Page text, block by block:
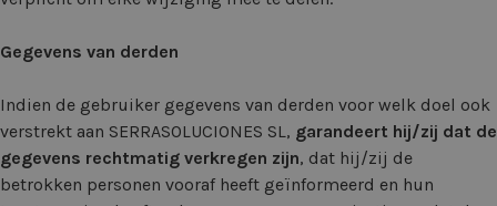
Gegevens van derden
Indien de gebruiker gegevens van derden voor welk doel ook
verstrekt aan SERRASOLUCIONES SL, garandeert hij/zij dat de
gegevens rechtmatig verkregen zijn, dat hij/zij de
betrokken personen vooraf heeft geïnformeerd en hun